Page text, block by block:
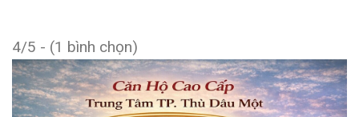
4/5 - (1 bình chọn)